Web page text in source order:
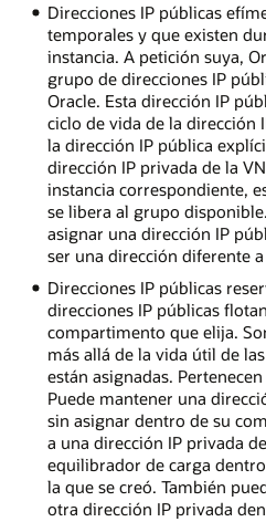
Direcciones IP públicas
temporales y que existen
instancia. A petición suya,
grupo de direcciones IP
Oracle. Esta dirección IP
ciclo de vida de la dirección
la dirección IP pública
dirección IP privada de la
instancia correspondiente,
se libera al grupo
asignar una dirección IP
ser una dirección diferente
Direcciones IP públicas
direcciones IP públicas
compartimento que elija.
más allá de la vida útil de
están asignadas.
Puede mantener una
sin asignar dentro de su
a una dirección IP privada
equilibrador de carga
la que se creó. También
otra dirección IP privada